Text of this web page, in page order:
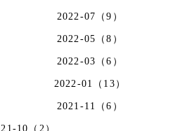
2022-07（9）
2022-05（8）
2022-03（6）
2022-01（13）
2021-11（6）
10（2）